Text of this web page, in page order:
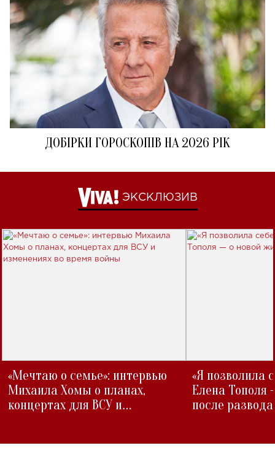
ДОБІРКИ ГОРОСКОПІВ НА 2026 РІК
ЭКСКЛЮЗИВ
«Мечтаю о семье»: интервью
Михаила Хомы о планах,
концертах для ВСУ и
«Я позволила
Елена Тополя
после развода